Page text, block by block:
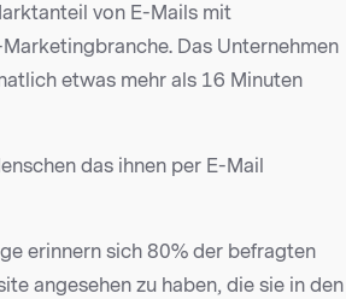
von E-Mails mit
Das Unternehmen
etwas mehr als 16 Minuten
das ihnen per E-Mail
erinnern sich 80% der befragten
angesehen zu haben, die sie in den